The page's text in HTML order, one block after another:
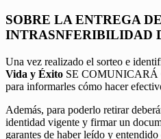
SOBRE LA ENTREGA
INTRASNFERIBILIDAD
Una vez realizado el sorteo e
Vida y Éxito SE
para informarles cómo hacer
Además, para poderlo retirar
identidad vigente y firmar un
garantes de haber leído y